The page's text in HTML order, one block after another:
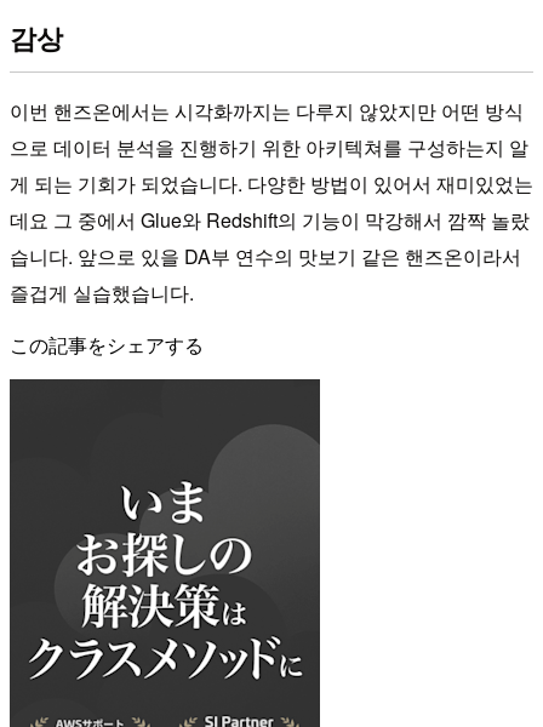
감상
이번 핸즈온에서는 시각화까지는 다루지 않았지만 어떤 방식
으로 데이터 분석을 진행하기 위한 아키텍쳐를 구성하는지 알
게 되는 기회가 되었습니다. 다양한 방법이 있어서 재미있었는
데요 그 중에서 Glue와 Redshift의 기능이 막강해서 깜짝 놀랐
습니다. 앞으로 있을 DA부 연수의 맛보기 같은 핸즈온이라서
즐겁게 실습했습니다.
この記事をシェアする